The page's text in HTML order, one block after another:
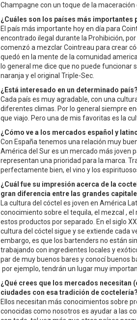
Champagne con un toque de la
¿Cuáles son los países más importantes
El país más importante hoy en día para
encontrado ilegal durante la Prohibición,
comenzó a mezclar Cointreau para crear
quedó en la mente de la comunidad
lo general me dice que no puede funcionar
naranja y el original Triple-Sec.
¿Está interesado en un determinado país?
Cada país es muy agradable, con una
diferentes climas. Por lo general siempre
que viajo. Pero una de mis favoritas es la
¿Cómo ve a los mercados español y
Con España tenemos una relación muy
América del Sur es un mercado más joven
representan una prioridad para la marca.
perfectamente bien, el vino y los
¿Cuál fue su impresión acerca de la
gran diferencia entre las grandes
La cultura del cóctel es joven en América
conocimiento sobre el tequila, el mezcal ,
estos productos por separado. En el siglo
cultura del cóctel sigue y se extiende cada
embargo, es que los bartenders no están
trabajando con ingredientes locales y
par de muy buenos bares y conocí buenos
por ejemplo, tendrán un lugar muy
¿Qué crees que los mercados necesitan
ciudades con esa tradición de coctelería?
Ellos necesitan más conocimientos sobre
conocidas como nosotros es ayudar a las